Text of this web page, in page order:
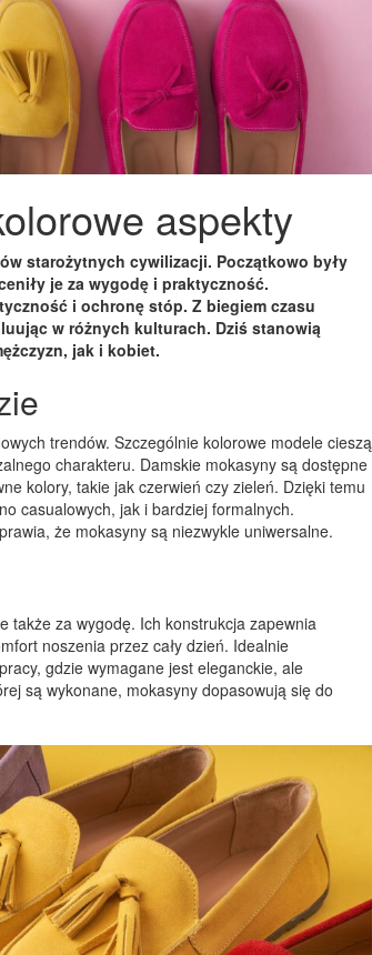
aspekty
starożytnych cywilizacji. Początkowo były
je za wygodę i praktyczność.
i ochronę stóp. Z biegiem czasu
w różnych kulturach. Dziś stanowią
jak i kobiet.
trendów. Szczególnie kolorowe modele cieszą
charakteru. Damskie mokasyny są dostępne
kolory, takie jak czerwień czy zieleń. Dzięki temu
casualowych, jak i bardziej formalnych.
że mokasyny są niezwykle uniwersalne.
także za wygodę. Ich konstrukcja zapewnia
noszenia przez cały dzień. Idealnie
gdzie wymagane jest eleganckie, ale
są wykonane, mokasyny dopasowują się do